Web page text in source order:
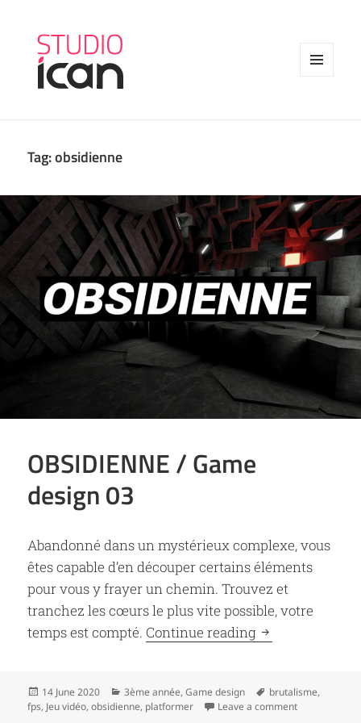
Tag:obsidienne
OBSIDIENNE / Game
design 03
Abandonné dans un mystérieux complexe, vous
êtes capable d’en découper certains éléments
pour vous y frayer un chemin. Trouvez et
tranchez les cœurs le plus vite possible, votre
temps est compté. Continue reading OBSIDIENNE /
Posted
on
14 June 2020 Categories
3ème année,Game design Tags
brutalisme,
fps, Jeu vidéo,obsidienne, platformer Leave a commenton